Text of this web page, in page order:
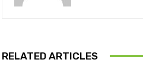
RELATED ARTICLES